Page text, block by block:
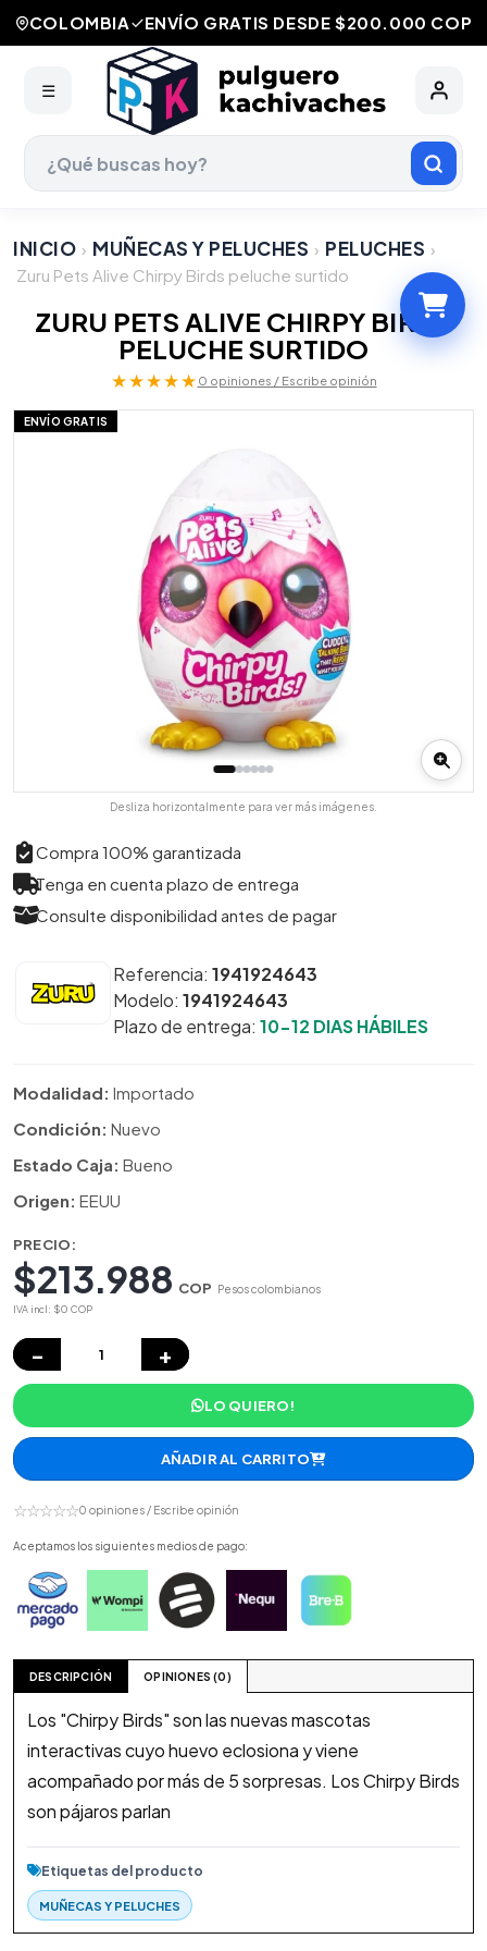
COLOMBIA ENVÍO GRATIS DESDE $200.000 COP
☰
INICIO › MUÑECAS Y PELUCHES › PELUCHES ›
Zuru Pets Alive Chirpy Birds peluche surtido
ZURU PETS ALIVE CHIRPY BIRDS
PELUCHE SURTIDO
★★★★★ 0 opiniones / Escribe opinión
ENVÍO GRATIS
Desliza horizontalmente para ver más imágenes.
Compra 100% garantizada
Tenga en cuenta plazo de entrega
Consulte disponibilidad antes de pagar
Referencia: 1941924643
Modelo: 1941924643
Plazo de entrega: 10-12 DIAS HÁBILES
Modalidad: Importado
Condición: Nuevo
Estado Caja: Bueno
Origen: EEUU
PRECIO:
$213.988 COP Pesos colombianos
IVA incl: $0 COP
− +
LO QUIERO!
AÑADIR AL CARRITO
☆☆☆☆☆0 opiniones / Escribe opinión
Aceptamos los siguientes medios de pago:
DESCRIPCIÓN OPINIONES (0)
Los "Chirpy Birds" son las nuevas mascotas
interactivas cuyo huevo eclosiona y viene
acompañado por más de 5 sorpresas. Los Chirpy Birds
son pájaros parlan
Etiquetas del producto
MUÑECAS Y PELUCHES